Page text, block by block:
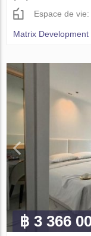
Espace de
Matrix Development
฿ 3 366